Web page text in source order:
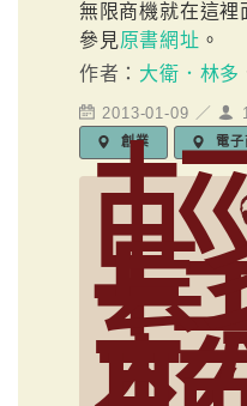
無限商機就在這裡
參見原書網址 。
作者： 大衛．林多
2013-01-09 ／
創業 電子